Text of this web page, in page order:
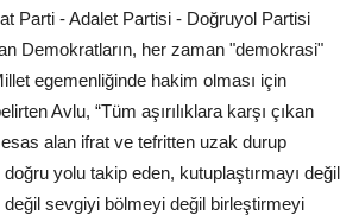
Parti - Adalet Partisi - Doğruyol Partisi
Demokratların, her zaman "demokrasi"
egemenliğinde hakim olması için
Avlu, “Tüm aşırılıklara karşı çıkan
alan ifrat ve tefritten uzak durup
yolu takip eden, kutuplaştırmayı değil
sevgiyi bölmeyi değil birleştirmeyi